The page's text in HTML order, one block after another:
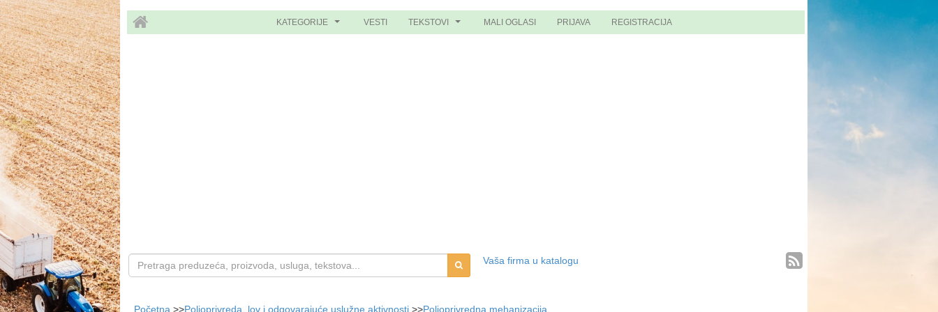
KATEGORIJE VESTI TEKSTOVI MALI OGLASI PRIJAVA REGISTRACIJA
Vaša firma u katalogu
Početna >>Poljoprivreda, lov i odgovarajuće uslužne aktivnosti >>Poljoprivredna mehanizacija,